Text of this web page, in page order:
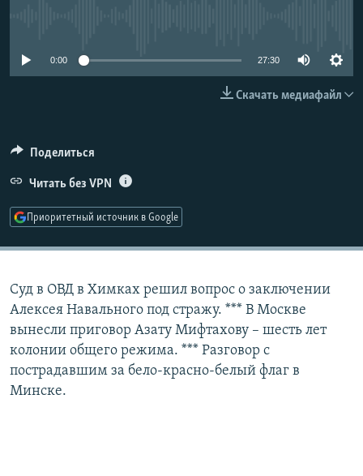
0:00 27:30
Скачать медиафайл
Поделиться
Читать без VPN
Приоритетный источник в Google
Суд в ОВД в Химках решил вопрос о заключении
Алексея Навального под стражу. *** В Москве
вынесли приговор Азату Мифтахову – шесть лет
колонии общего режима. *** Разговор с
пострадавшим за бело-красно-белый флаг в
Минске.